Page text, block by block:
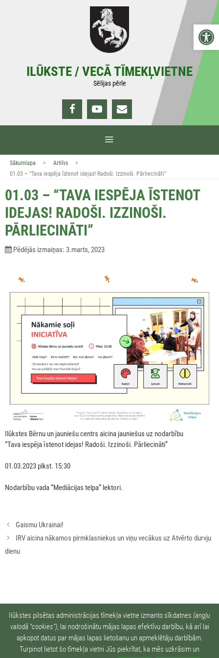
ILŪKSTE / VECĀ TĪMEKĻVIETNE
Sēlijas pērle
Sākumlapa > Arhīvs
>
01.03 – “Tava iespēja īstenot idejas! Radoši. Izzinoši. Pārliecināti”
01.03 – “TAVA IESPĒJA ĪSTENOT
IDEJAS! RADOŠI. IZZINOŠI.
PĀRLIECINĀTI”
Pēdējās izmaiņas: 3.marts, 2023
Ilūkstes Bērnu un jauniešu centrs aicina jauniešus uz nodarbību
“Tava iespēja īstenot idejas! Radoši. Izzinoši. Pārliecināti”
01.03.2023 plkst. 15:30
Nodarbību vada “Mediācijas telpa” lektori.
Rakstu
navigācija
Gaismu Ukrainai!
IRV aicina nākamos pirmklasniekus un viņu vecākus uz Atvērto durvju
dienu
Ilūkstes pilsētas administrācijas tīmekļa vietne izmanto sīkdatnes (angļu
valodā “cookies“), lai nodrošinātu mājas lapas efektīvu darbību, kā arī lai
apkopot datus par mājas lapas lietošanu un apmeklētāju darbībām.
Turpinot lietot šo tīmekļa vietni Jūs piekrītat, ka mēs uzkrāsim un